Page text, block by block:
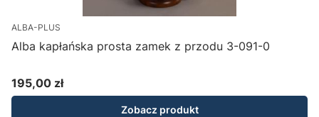
ALBA-PLUS
Alba kapłańska prosta zamek z przodu 3-091-0
Cena
195,00 zł
Zobacz produkt